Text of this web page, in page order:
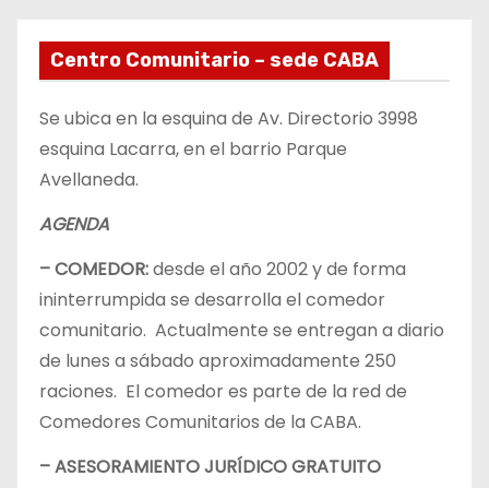
Centro Comunitario – sede CABA
Se ubica en la esquina de Av. Directorio 3998
esquina Lacarra, en el barrio Parque
Avellaneda.
AGENDA
– COMEDOR:desde el año 2002 y de forma
ininterrumpida se desarrolla el comedor
comunitario. Actualmente se entregan a diario
de lunes a sábado aproximadamente 250
raciones. El comedor es parte de la red de
Comedores Comunitarios de la CABA.
– ASESORAMIENTO JURÍDICO GRATUITO